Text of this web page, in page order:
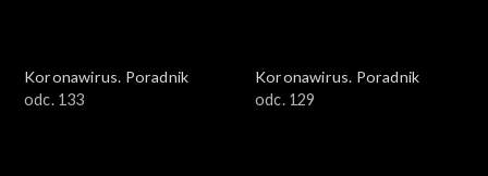
Koronawirus. Poradnik
odc. 133
Koronawirus. Poradnik
odc. 129